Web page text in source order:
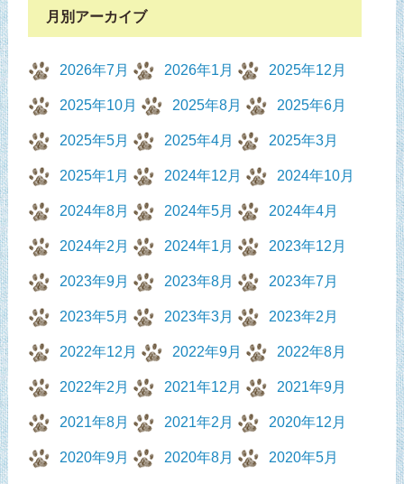
月別アーカイブ
2026年7月 2026年1月 2025年12月
2025年10月 2025年8月 2025年6月
2025年5月 2025年4月 2025年3月
2025年1月 2024年12月 2024年10月
2024年8月 2024年5月 2024年4月
2024年2月 2024年1月 2023年12月
2023年9月 2023年8月 2023年7月
2023年5月 2023年3月 2023年2月
2022年12月 2022年9月 2022年8月
2022年2月 2021年12月 2021年9月
2021年8月 2021年2月 2020年12月
2020年9月 2020年8月 2020年5月